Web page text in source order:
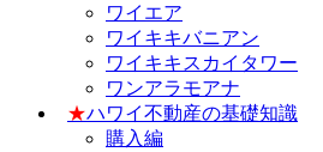
ワイエア
ワイキキバニアン
ワイキキスカイタワー
ワンアラモアナ
★ハワイ不動産の基礎知識
購入編